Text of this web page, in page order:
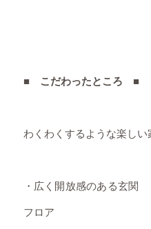
■ こだわったところ ■
わくわくするような楽しい
・広く開放感のある
フロア